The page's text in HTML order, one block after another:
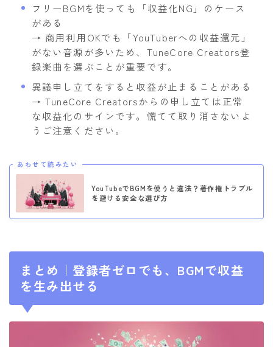
フリーBGMを使っても「収益化NG」のケース
がある
→ 商用利用OKでも「YouTuberへの収益還元」
がない音源が多いため、TuneCore Creators登
録楽曲を選ぶことが重要です。
異議申し立てをすると収益が止まることがある
→ TuneCore Creatorsからの申し立ては正常
な収益化のサインです。慌てて取り消さないよ
うご注意ください。
あわせて読みたい
YouTubeでBGMを使うと違法？著作権トラブル
を避ける安全な選び方
まとめ｜登録者ゼロでも、BGMで収益
を生み出せる